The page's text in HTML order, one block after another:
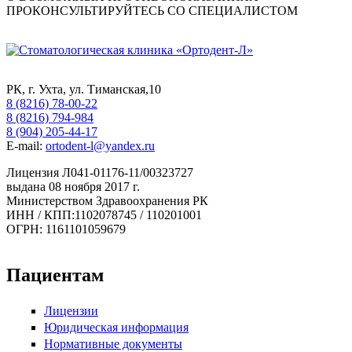
ПРОКОНСУЛЬТИРУЙТЕСЬ СО СПЕЦИАЛИСТОМ
РК, г. Ухта, ул. Тиманская,10
8 (8216) 78-00-22
8 (8216) 794-984
8 (904) 205-44-17
E-mail: ortodent-l@yandex.ru
Лицензия Л041-01176-11/00323727
выдана 08 ноября 2017 г.
Министерством Здравоохранения РК
ИНН / КПП:1102078745 / 110201001
ОГРН: 1161101059679
Пациентам
Лицензии
Юридическая информация
Нормативные документы